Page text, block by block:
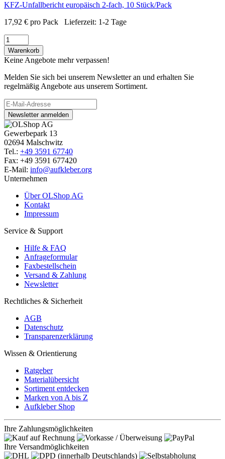
KFZ-Unfallbericht europäisch 2-fach, 10 Stück/Pack
17,92 € pro Pack Lieferzeit: 1-2 Tage
Warenkorb
Keine Angebote mehr verpassen!
Melden Sie sich bei unserem Newsletter an und erhalten Sie
regelmäßig Angebote aus unserem Sortiment.
Newsletter anmelden
Gewerbepark 13
02694 Malschwitz
Tel.: +49 3591 67740
Fax: +49 3591 677420
E-Mail: info@aufkleber.org
Unternehmen
Über OLShop AG
Kontakt
Impressum
Service & Support
Hilfe & FAQ
Anfrageformular
Faxbestellschein
Versand & Zahlung
Newsletter
Rechtliches & Sicherheit
AGB
Datenschutz
Transparenzerklärung
Wissen & Orientierung
Ratgeber
Materialübersicht
Sortiment entdecken
Marken von A bis Z
Aufkleber Shop
Ihre Zahlungsmöglichkeiten
Ihre Versandmöglichkeiten